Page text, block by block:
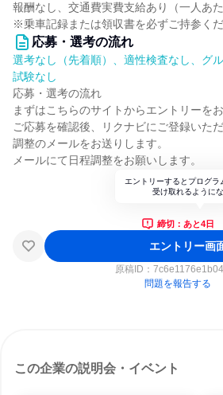
報酬なし、交通費実費支給あり（一人あ
※乗車記録または領収書を必ずご持参くだ
応募・選考の流れ
選考なし（先着順）、適性検査なし、グ
試験なし
応募・選考の流れ
まずはこちらのサイトからエントリーをお
ご応募を確認後、リクナビにご登録いた
調整のメールをお送りします。
メールにて日程調整をお願いします。
エントリーするとプログラ
受け取れるように
締切：あと4日
エントリー画
原稿ID：
問題を報告する
この企業の説明会・イベント